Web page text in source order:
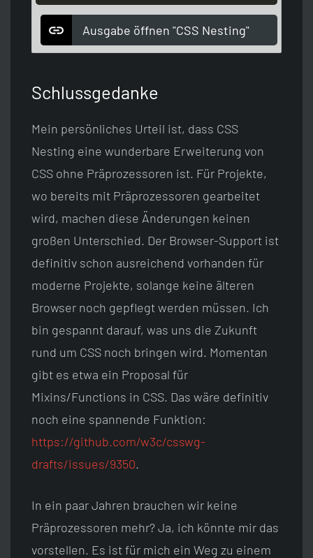
Ausgabe öffnen "CSS Nesting"
Schlussgedanke
Mein persönliches Urteil ist, dass CSS
Nesting eine wunderbare Erweiterung von
CSS ohne Präprozessoren ist. Für Projekte,
wo bereits mit Präprozessoren gearbeitet
wird, machen diese Änderungen keinen
großen Unterschied. Der Browser-Support ist
definitiv schon ausreichend vorhanden für
moderne Projekte, solange keine älteren
Browser noch gepflegt werden müssen. Ich
bin gespannt darauf, was uns die Zukunft
rund um CSS noch bringen wird. Momentan
gibt es etwa ein Proposal für
Mixins/Functions in CSS. Das wäre definitiv
noch eine spannende Funktion:
https://github.com/w3c/csswg-
drafts/issues/9350.
In ein paar Jahren brauchen wir keine
Präprozessoren mehr? Ja, ich könnte mir das
vorstellen. Es ist für mich ein Weg zu einem